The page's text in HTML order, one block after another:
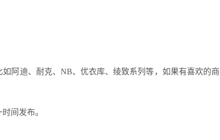
阿迪、耐克、NB、优衣库、绫致系列等，如果有喜欢的商
间发布。